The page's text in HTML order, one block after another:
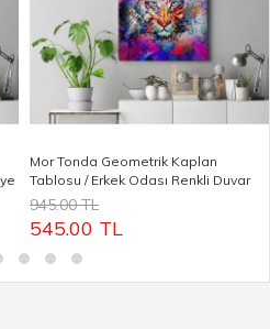
Mor Tonda Geometrik Kaplan
Tablosu / Erkek Odası Renkli Duvar
Panosu
945.00 TL
545.00 TL